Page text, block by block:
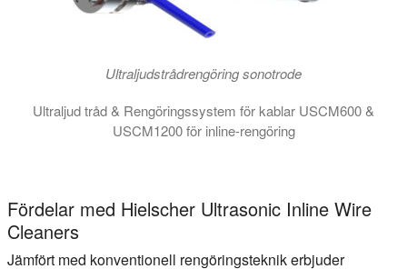
Ultraljudstrådrengöring sonotrode
Ultraljud tråd & Rengöringssystem för kablar USCM600 &
USCM1200 för inline-rengöring
Fördelar med Hielscher Ultrasonic Inline Wire
Cleaners
Jämfört med konventionell rengöringsteknik erbjuder